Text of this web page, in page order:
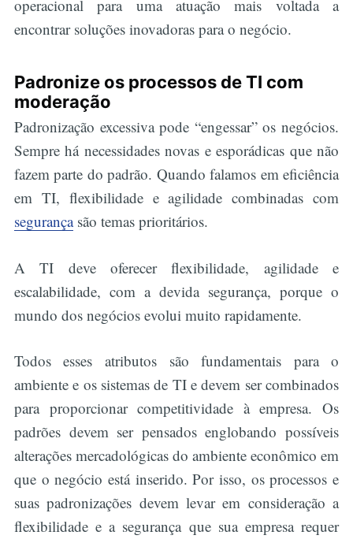
operacional para uma atuação mais voltada a
encontrar soluções inovadoras para o negócio.
Padronize os processos de TI com
moderação
Padronização excessiva pode “engessar” os negócios.
Sempre há necessidades novas e esporádicas que não
fazem parte do padrão. Quando falamos em eficiência
em TI, flexibilidade e agilidade combinadas com
segurançasão temas prioritários.
A TI deve oferecer flexibilidade, agilidade e
escalabilidade, com a devida segurança, porque o
mundo dos negócios evolui muito rapidamente.
Todos esses atributos são fundamentais para o
ambiente e os sistemas de TI e devem ser combinados
para proporcionar competitividade à empresa. Os
padrões devem ser pensados englobando possíveis
alterações mercadológicas do ambiente econômico em
que o negócio está inserido. Por isso, os processos e
suas padronizações devem levar em consideração a
flexibilidade e a segurança que sua empresa requer